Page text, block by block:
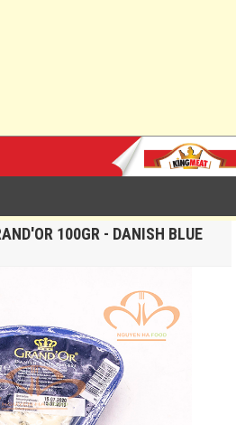
100GR - DANISH BLUE